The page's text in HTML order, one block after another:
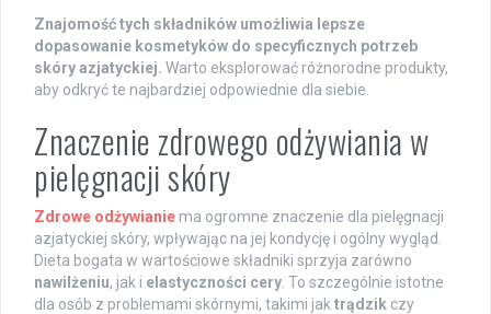
Znajomość tych składników umożliwia lepsze
dopasowanie kosmetyków do specyficznych potrzeb
skóry azjatyckiej. Warto eksplorować różnorodne produkty,
aby odkryć te najbardziej odpowiednie dla siebie.
Znaczenie zdrowego odżywiania w
pielęgnacji skóry
Zdrowe odżywianie ma ogromne znaczenie dla pielęgnacji
azjatyckiej skóry, wpływając na jej kondycję i ogólny wygląd.
Dieta bogata w wartościowe składniki sprzyja zarówno
nawilżeniu, jak i elastyczności cery . To szczególnie istotne
dla osób z problemami skórnymi, takimi jak trądzik czy